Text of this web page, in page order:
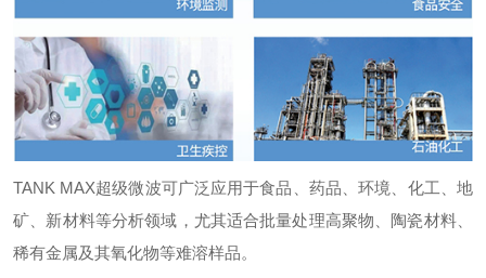
TANK MAX超级微波可广泛应用于食品、药品、环境、化工、地
矿、新材料等分析领域，尤其适合批量处理高聚物、陶瓷材料、
稀有金属及其氧化物等难溶样品。